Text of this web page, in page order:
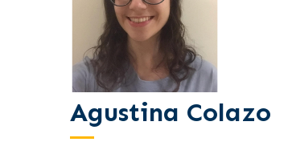
Agustina Colazo